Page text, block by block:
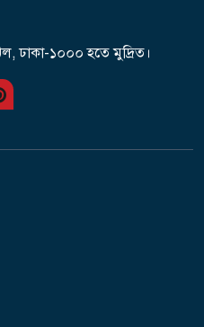
ঢাকা-১০০০ হতে মুদ্রিত।